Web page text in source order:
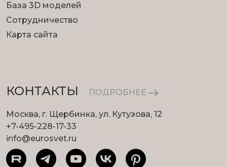
База 3D моделей
Сотрудничество
Карта сайта
КОНТАКТЫ ПОДРОБНЕЕ
Москва, г. Щербинка, ул. Кутузова, 12
+7-495-228-17-33
info@eurosvet.ru